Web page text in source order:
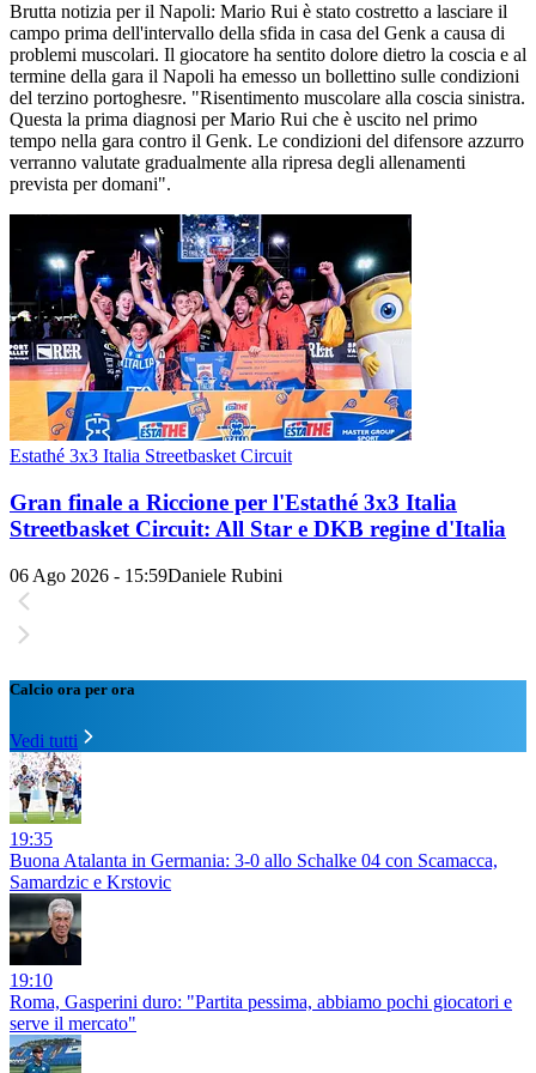
Brutta notizia per il Napoli: Mario Rui è stato costretto a lasciare il
campo prima dell'intervallo della sfida in casa del Genk a causa di
problemi muscolari. Il giocatore ha sentito dolore dietro la coscia e al
termine della gara il Napoli ha emesso un bollettino sulle condizioni
del terzino portoghesre. "Risentimento muscolare alla coscia sinistra.
Questa la prima diagnosi per Mario Rui che è uscito nel primo
tempo nella gara contro il Genk. Le condizioni del difensore azzurro
verranno valutate gradualmente alla ripresa degli allenamenti
prevista per domani".
Estathé 3x3 Italia Streetbasket Circuit
Gran finale a Riccione per l'Estathé 3x3 Italia
Streetbasket Circuit: All Star e DKB regine d'Italia
06 Ago 2026 - 15:59Daniele Rubini
Calcio ora per ora
Vedi tutti
19:35
Buona Atalanta in Germania: 3-0 allo Schalke 04 con Scamacca,
Samardzic e Krstovic
19:10
Roma, Gasperini duro: "Partita pessima, abbiamo pochi giocatori e
serve il mercato"